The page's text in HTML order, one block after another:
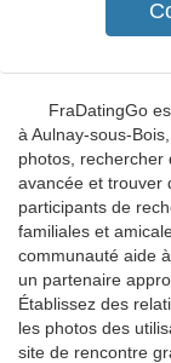
FraDatingGo
à Aulnay-sous-
photos, rechercher
avancée et trouver
participants de
familiales et
communauté aide
un partenaire
Établissez des
les photos des
site de rencontre